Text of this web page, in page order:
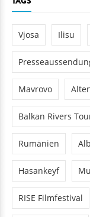
Vjosa Ilisu
Mavrovo
Balkan Rivers
Rumänien
Hasankeyf
RISE Filmfestival